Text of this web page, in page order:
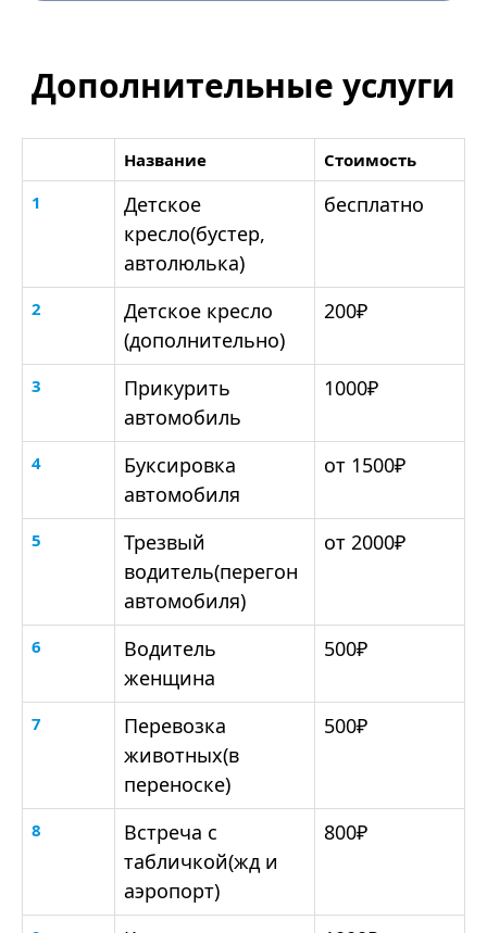
Дополнительные услуги
Название
Стоимость
1
Детское
кресло(бустер,
автолюлька)
бесплатно
2
Детское кресло
(дополнительно)
200₽
3
Прикурить
автомобиль
1000₽
4
Буксировка
автомобиля
от 1500₽
5
Трезвый
водитель(перегон
автомобиля)
от 2000₽
6
Водитель
женщина
500₽
7
Перевозка
животных(в
переноске)
500₽
8
Встреча с
табличкой(жд и
аэропорт)
800₽